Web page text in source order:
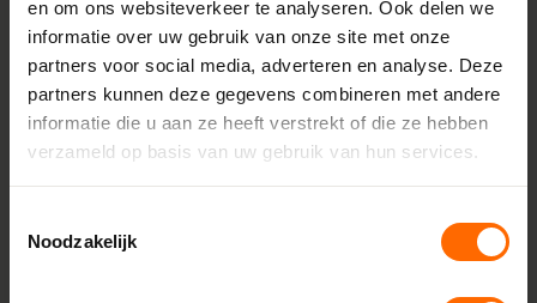
en om ons websiteverkeer te analyseren. Ook delen we
informatie over uw gebruik van onze site met onze
partners voor social media, adverteren en analyse. Deze
partners kunnen deze gegevens combineren met andere
informatie die u aan ze heeft verstrekt of die ze hebben
verzameld op basis van uw gebruik van hun services.
Noodzakelijk
1644 mm
Maximale breedte
Minimale hoogte
600 mm